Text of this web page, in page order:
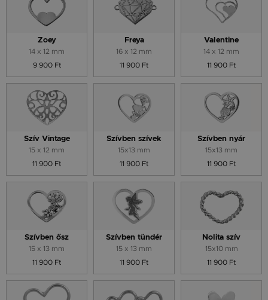
Zoey
14 x 12 mm
9 900 Ft
Freya
16 x 12 mm
11 900 Ft
Valentine
14 x 12 mm
11 900 Ft
Szív Vintage
15 x 12 mm
11 900 Ft
Szívben szívek
15x13 mm
11 900 Ft
Szívben nyár
15x13 mm
11 900 Ft
Szívben ősz
15 x 13 mm
11 900 Ft
Szívben tündér
15 x 13 mm
11 900 Ft
Nolita szív
15x10 mm
11 900 Ft